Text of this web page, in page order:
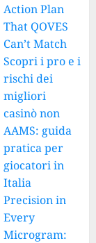
Action Plan
That QOVES
Can’t Match
Scopri i pro e i
rischi dei
migliori
casinò non
AAMS: guida
pratica per
giocatori in
Italia
Precision in
Every
Microgram: